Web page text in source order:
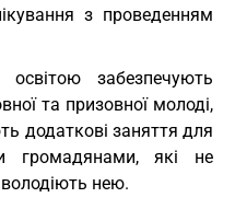
з проведенням
забезпечують
та призовної молоді,
додаткові заняття для
громадянами, які не
нею.